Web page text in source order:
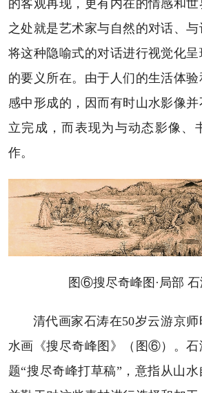
的客观再现，更有内在的情感和
之处就是艺术家与自然的对话、
将这种隐喻式的对话进行视觉化
的要义所在。由于人们的生活体
感中形成的，因而有时山水影像
立完成，而表现为与动态影像、
作。
图⑥搜尽奇峰图·局部
清代画家石涛在50岁云游京
水画《搜尽奇峰图》（图⑥）。石
题“搜尽奇峰打草稿”，意指从山水